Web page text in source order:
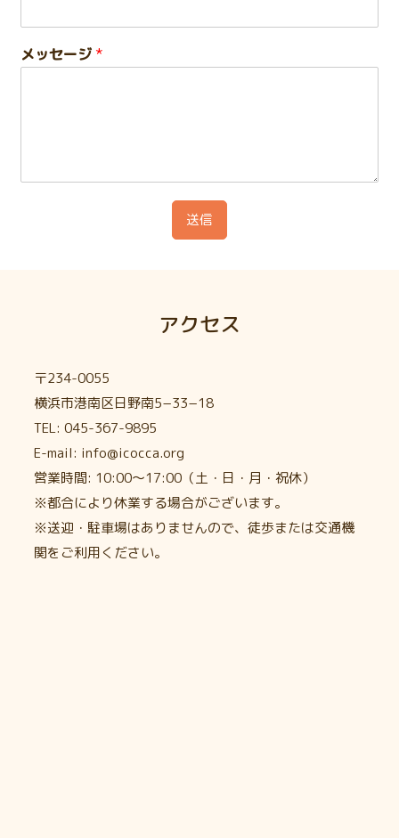
メッセージ *
送信
アクセス
〒234-0055
横浜市港南区日野南5−33−18
TEL:045-367-9895
E-mail: info@icocca.org
営業時間: 10:00〜17:00（土・日・月・祝休）
※都合により休業する場合がございます。
※送迎・駐車場はありませんので、徒歩または交通機
関をご利用ください。